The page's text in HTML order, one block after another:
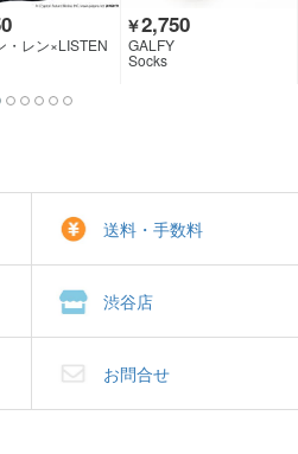
・レン×LISTEN
￥2,750
GALFY
Socks
送料・手数料
渋谷店
お問合せ